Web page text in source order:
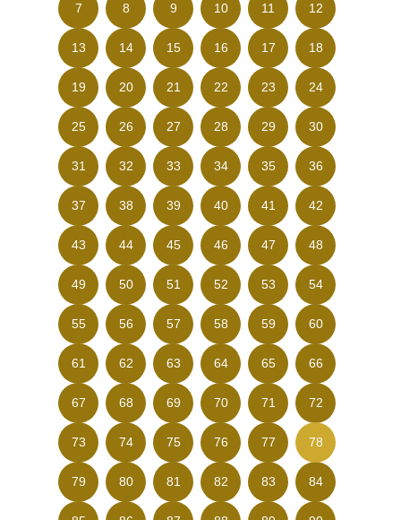
7 8 9 10 11 12
13 14 15 16 17 18
19 20 21 22 23 24
25 26 27 28 29 30
31 32 33 34 35 36
37 38 39 40 41 42
43 44 45 46 47 48
49 50 51 52 53 54
55 56 57 58 59 60
61 62 63 64 65 66
67 68 69 70 71 72
73 74 75 76 77 78
79 80 81 82 83 84